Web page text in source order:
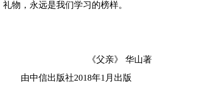
礼物，永远是我们学习的榜样。
《父亲》 华山著
由中信出版社2018年1月出版